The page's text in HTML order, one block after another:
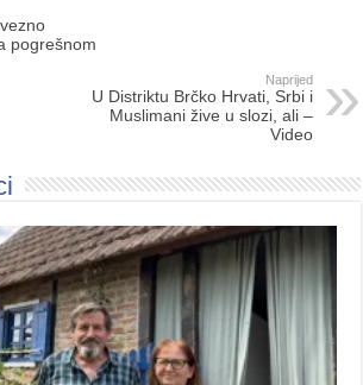
pogrešnom
Naprijed
U Distriktu Brčko Hrvati, Srbi i
Muslimani žive u slozi, ali –
Video